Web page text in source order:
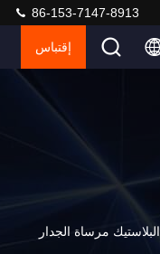
86-153-7147-8913
إقتباس
البلاستيك مرساة الجدار